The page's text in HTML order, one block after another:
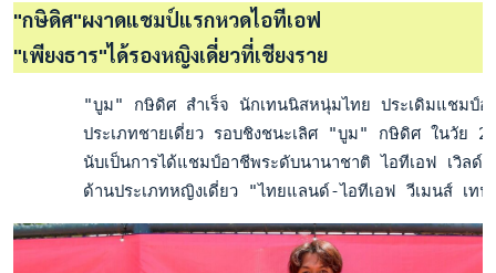
"กษิดิศ"ผงาดแชมป์แรกหวดไอทีเอฟ
"เพียงธาร"ได้รองหญิงเดี่ยวที่เชียงราย
"บูม" กษิดิศ สำเร็จ นักเทนนิสหนุ่มไทย ประเดิมแชมป์อ
ประเภทชายเดี่ยว รอบชิงชนะเลิศ "บูม" กษิดิศ ในวัย
นับเป็นการได้แชมป์อาชีพระดับนานาชาติ ไอทีเอฟ เวิล
ด้านประเภทหญิงเดี่ยว "ไทยแลนด์-ไอทีเอฟ วีเมนส์ เ